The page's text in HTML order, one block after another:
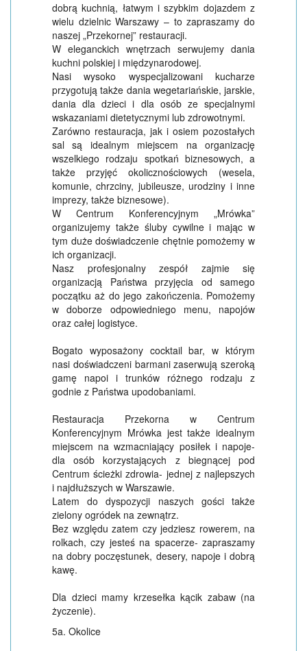
dobrą kuchnią, łatwym i szybkim dojazdem z
wielu dzielnic Warszawy – to zapraszamy do
naszej „Przekornej” restauracji.
W eleganckich wnętrzach serwujemy dania
kuchni polskiej i międzynarodowej.
Nasi wysoko wyspecjalizowani kucharze
przygotują także dania wegetariańskie, jarskie,
dania dla dzieci i dla osób ze specjalnymi
wskazaniami dietetycznymi lub zdrowotnymi.
Zarówno restauracja, jak i osiem pozostałych
sal są idealnym miejscem na organizację
wszelkiego rodzaju spotkań biznesowych, a
także przyjęć okolicznościowych (wesela,
komunie, chrzciny, jubileusze, urodziny i inne
imprezy, także biznesowe).
W Centrum Konferencyjnym „Mrówka”
organizujemy także śluby cywilne i mając w
tym duże doświadczenie chętnie pomożemy w
ich organizacji.
Nasz profesjonalny zespół zajmie się
organizacją Państwa przyjęcia od samego
początku aż do jego zakończenia. Pomożemy
w doborze odpowiedniego menu, napojów
oraz całej logistyce.
Bogato wyposażony cocktail bar, w którym
nasi doświadczeni barmani zaserwują szeroką
gamę napoi i trunków różnego rodzaju z
godnie z Państwa upodobaniami.
Restauracja Przekorna w Centrum
Konferencyjnym Mrówka jest także idealnym
miejscem na wzmacniający posiłek i napoje-
dla osób korzystających z biegnącej pod
Centrum ścieżki zdrowia- jednej z najlepszych
i najdłuższych w Warszawie.
Latem do dyspozycji naszych gości także
zielony ogródek na zewnątrz.
Bez względu zatem czy jedziesz rowerem, na
rolkach, czy jesteś na spacerze- zapraszamy
na dobry poczęstunek, desery, napoje i dobrą
kawę.
Dla dzieci mamy krzesełka kącik zabaw (na
życzenie).
5a. Okolice